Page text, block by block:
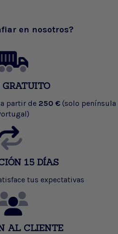
en nosotros?
partir de 250 € (solo península
15 DÍAS
tus expectativas
AL CLIENTE